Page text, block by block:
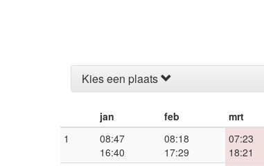
Kies een plaats
jan feb mrt
1
08:47
16:40
08:18
17:29
07:23
18:21